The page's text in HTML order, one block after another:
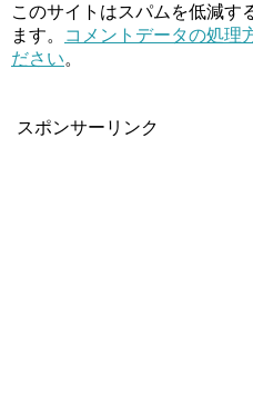
このサイトはスパムを低減す
ます。
コメントデータの処理
ださい。
スポンサーリンク